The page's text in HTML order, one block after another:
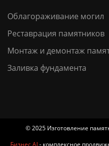
Облагораживание могил
Реставрация памятников
Монтаж и демонтаж
Заливка фундамента
© 2025 Изготовление